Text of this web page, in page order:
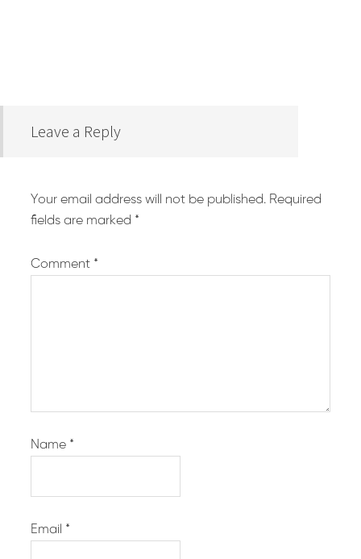
Leave a Reply
Your email address will not be published. Required
fields are marked *
Comment *
Name *
Email *